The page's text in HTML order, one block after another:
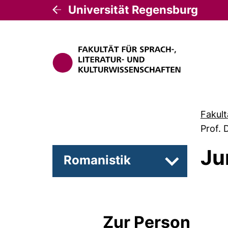
Universität Regensburg
Prof.
Romanistik Unterseiten
Zur Person